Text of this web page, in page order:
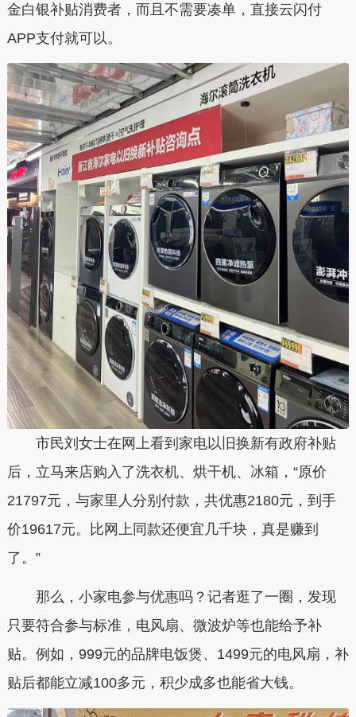
金白银补贴消费者，而且不需要凑单，直接云闪付
APP支付就可以。
市民刘女士在网上看到家电以旧换新有政府补贴
后，立马来店购入了洗衣机、烘干机、冰箱，“原价
21797元，与家里人分别付款，共优惠2180元，到手
价19617元。比网上同款还便宜几千块，真是赚到
了。”
那么，小家电参与优惠吗？记者逛了一圈，发现
只要符合参与标准，电风扇、微波炉等也能给予补
贴。例如，999元的品牌电饭煲、1499元的电风扇，补
贴后都能立减100多元，积少成多也能省大钱。